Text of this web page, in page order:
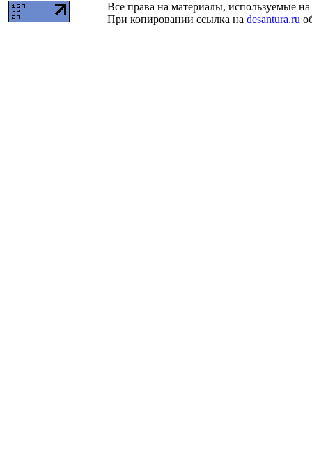
Все права на материалы, используемые
При копировании ссылка на desantura.ru